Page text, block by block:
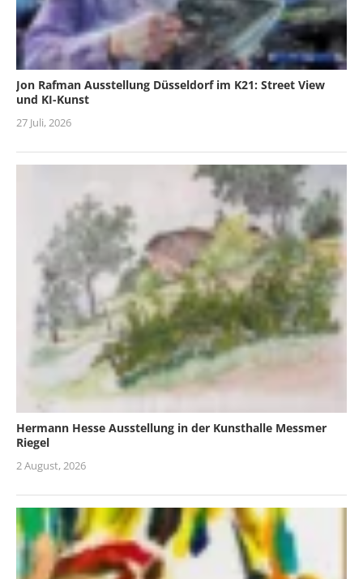
Jon Rafman Ausstellung Düsseldorf im K21: Street View
und KI-Kunst
27 Juli, 2026
Hermann Hesse Ausstellung in der Kunsthalle Messmer
Riegel
2 August, 2026